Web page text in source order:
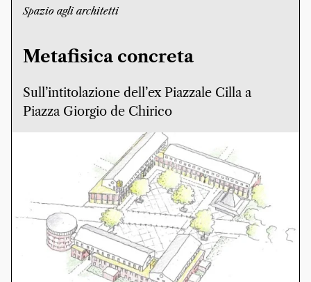
Spazio agli architetti
Metafisica concreta
Sull’intitolazione dell’ex Piazzale Cilla a
Piazza Giorgio de Chirico